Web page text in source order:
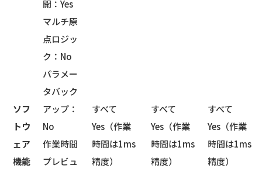
ソフ
トウ
ェア
機能
開：Yes
マルチ原
点ロジッ
ク：No
パラメー
タバック
アップ：
No
作業時間
プレビュ
すべて
Yes（作業
時間は1ms
精度）
すべて
Yes（作業
時間は1ms
精度）
すべて
Yes（作業
時間は1ms
精度）